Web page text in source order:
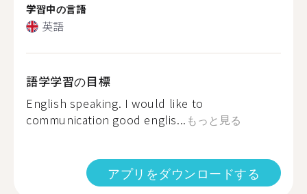
学習中の言語
英語
語学学習の目標
English speaking. I would like to
communication good englis... もっと見る
アプリをダウンロードする